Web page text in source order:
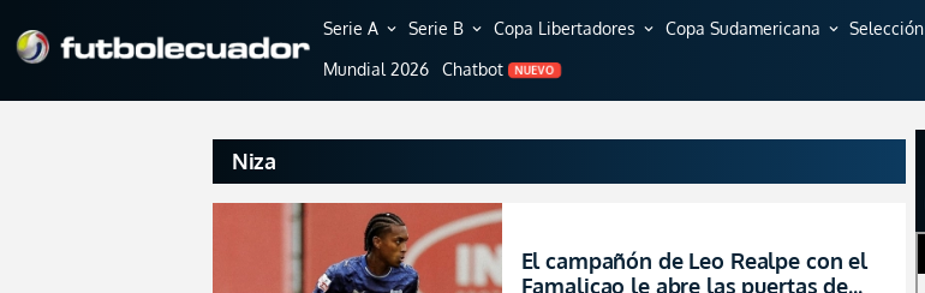
Serie A expand_more Serie B expand_more Copa Libertadores expand_more Copa Sudamericana expand_more Selección
Mundial 2026 Chatbot NUEVO
Niza
El campañón de Leo Realpe con el
Famalicao le abre las puertas de